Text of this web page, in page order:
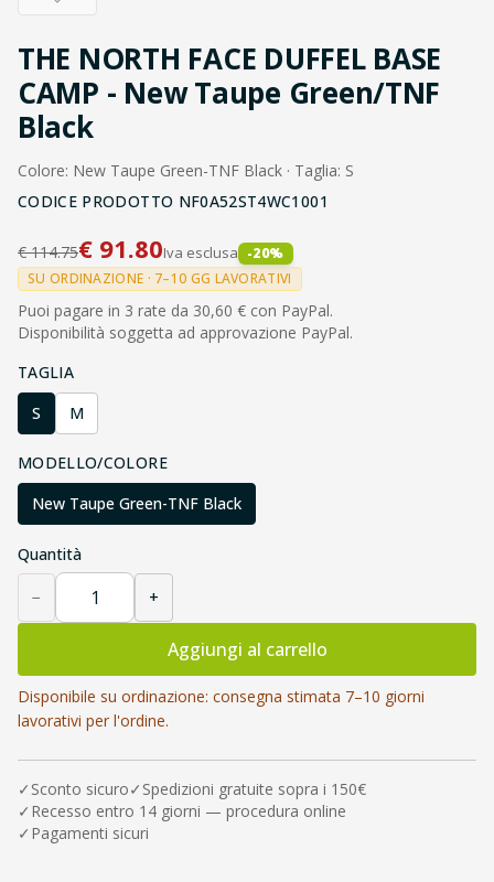
THE NORTH FACE DUFFEL BASE
CAMP - New Taupe Green/TNF
Black
Colore: New Taupe Green-TNF Black · Taglia: S
CODICE PRODOTTO NF0A52ST4WC1001
€114.75€ 91.80Iva esclusa -20%
SU ORDINAZIONE · 7–10 GG LAVORATIVI
Puoi pagare in 3 rate da 30,60 € con PayPal.
Disponibilità soggetta ad approvazione PayPal.
TAGLIA
S
M
MODELLO/COLORE
New Taupe Green-TNF Black
Quantità
− +
Aggiungi al carrello
Disponibile su ordinazione: consegna stimata 7–10 giorni
lavorativi per l'ordine.
✓ Sconto sicuro✓ Spedizioni gratuite sopra i 150€
✓ Recesso entro 14 giorni — procedura online
✓ Pagamenti sicuri